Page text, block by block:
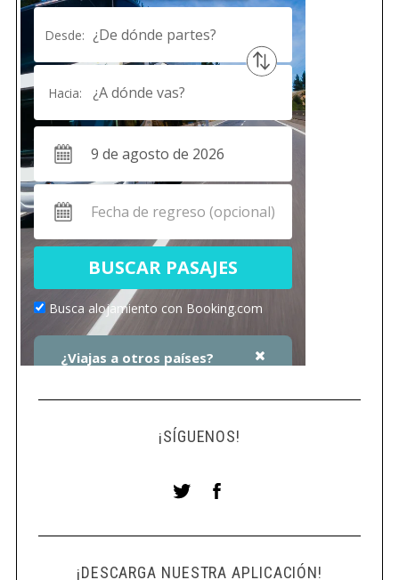
¡SÍGUENOS!
¡DESCARGA NUESTRA APLICACIÓN!